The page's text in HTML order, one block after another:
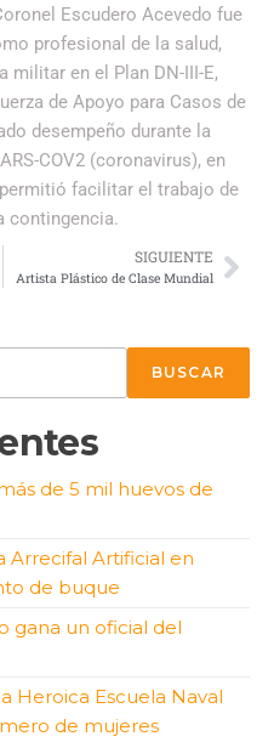
Escudero Acevedo fue
profesional de la salud,
militar en el Plan DN-III-E,
de Apoyo para Casos de
desempeño durante la
COV2 (coronavirus), en
facilitar el trabajo de
contingencia.
SIGUIENTE
Artista Plástico de Clase Mundial
BUSCAR
de 5 mil huevos de
Arrecifal Artificial en
de buque
gana un oficial del
Heroica Escuela Naval
de mujeres